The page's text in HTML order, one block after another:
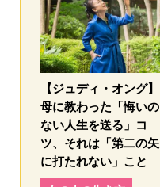
【ジュディ・オング】
母に教わった「悔いの
ない人生を送る」コ
ツ、それは「第二の矢
に打たれない」こと